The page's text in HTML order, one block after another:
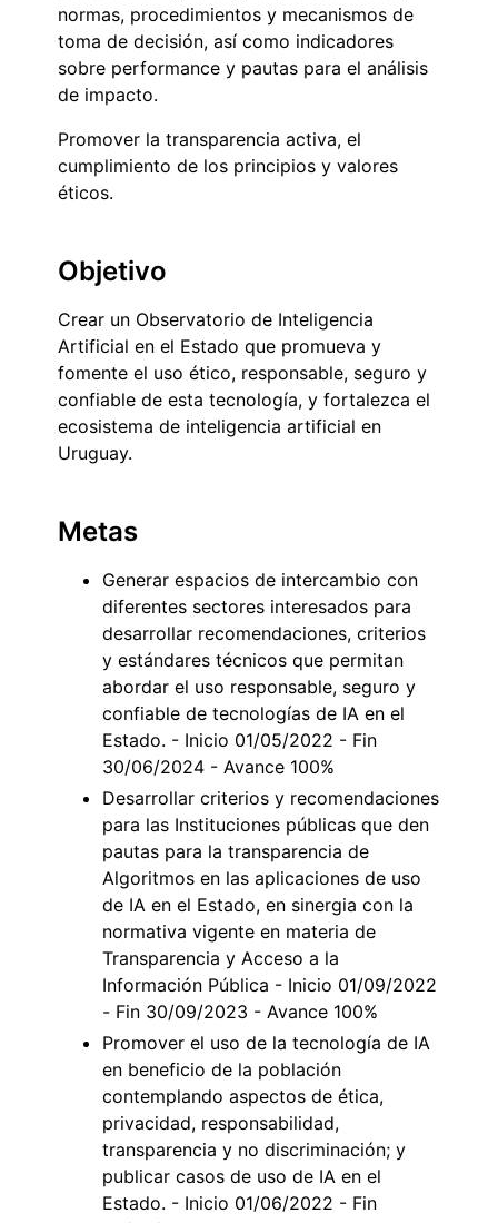
normas, procedimientos y mecanismos de
toma de decisión, así como indicadores
sobre performance y pautas para el análisis
de impacto.
Promover la transparencia activa, el
cumplimiento de los principios y valores
éticos.
Objetivo
Crear un Observatorio de Inteligencia
Artificial en el Estado que promueva y
fomente el uso ético, responsable, seguro y
confiable de esta tecnología, y fortalezca el
ecosistema de inteligencia artificial en
Uruguay.
Metas
Generar espacios de intercambio con
diferentes sectores interesados para
desarrollar recomendaciones, criterios
y estándares técnicos que permitan
abordar el uso responsable, seguro y
confiable de tecnologías de IA en el
Estado. - Inicio 01/05/2022 - Fin
30/06/2024 - Avance 100%
Desarrollar criterios y recomendaciones
para las Instituciones públicas que den
pautas para la transparencia de
Algoritmos en las aplicaciones de uso
de IA en el Estado, en sinergia con la
normativa vigente en materia de
Transparencia y Acceso a la
Información Pública - Inicio 01/09/2022
- Fin 30/09/2023 - Avance 100%
Promover el uso de la tecnología de IA
en beneficio de la población
contemplando aspectos de ética,
privacidad, responsabilidad,
transparencia y no discriminación; y
publicar casos de uso de IA en el
Estado. - Inicio 01/06/2022 - Fin